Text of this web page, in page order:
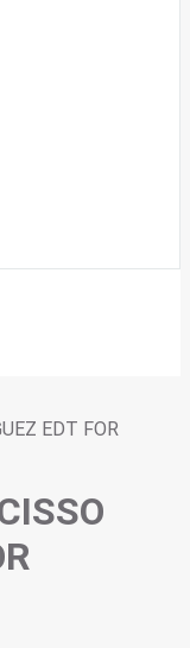
EDT FOR